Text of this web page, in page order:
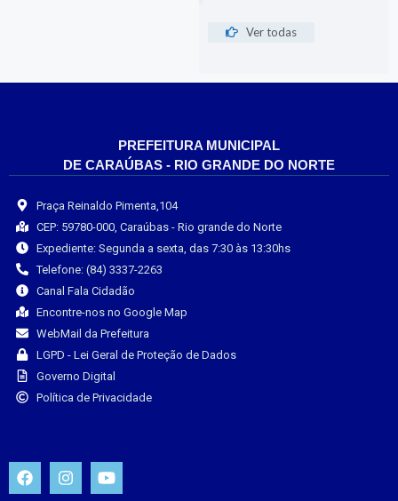
Ver todas
PREFEITURA MUNICIPAL
DE CARAÚBAS - RIO GRANDE DO NORTE
Praça Reinaldo Pimenta,104
CEP: 59780-000, Caraúbas - Rio grande do Norte
Expediente: Segunda a sexta, das 7:30 às 13:30hs
Telefone: (84) 3337-2263
Canal Fala Cidadão
Encontre-nos no Google Map
WebMail da Prefeitura
LGPD - Lei Geral de Proteção de Dados
Governo Digital
Política de Privacidade